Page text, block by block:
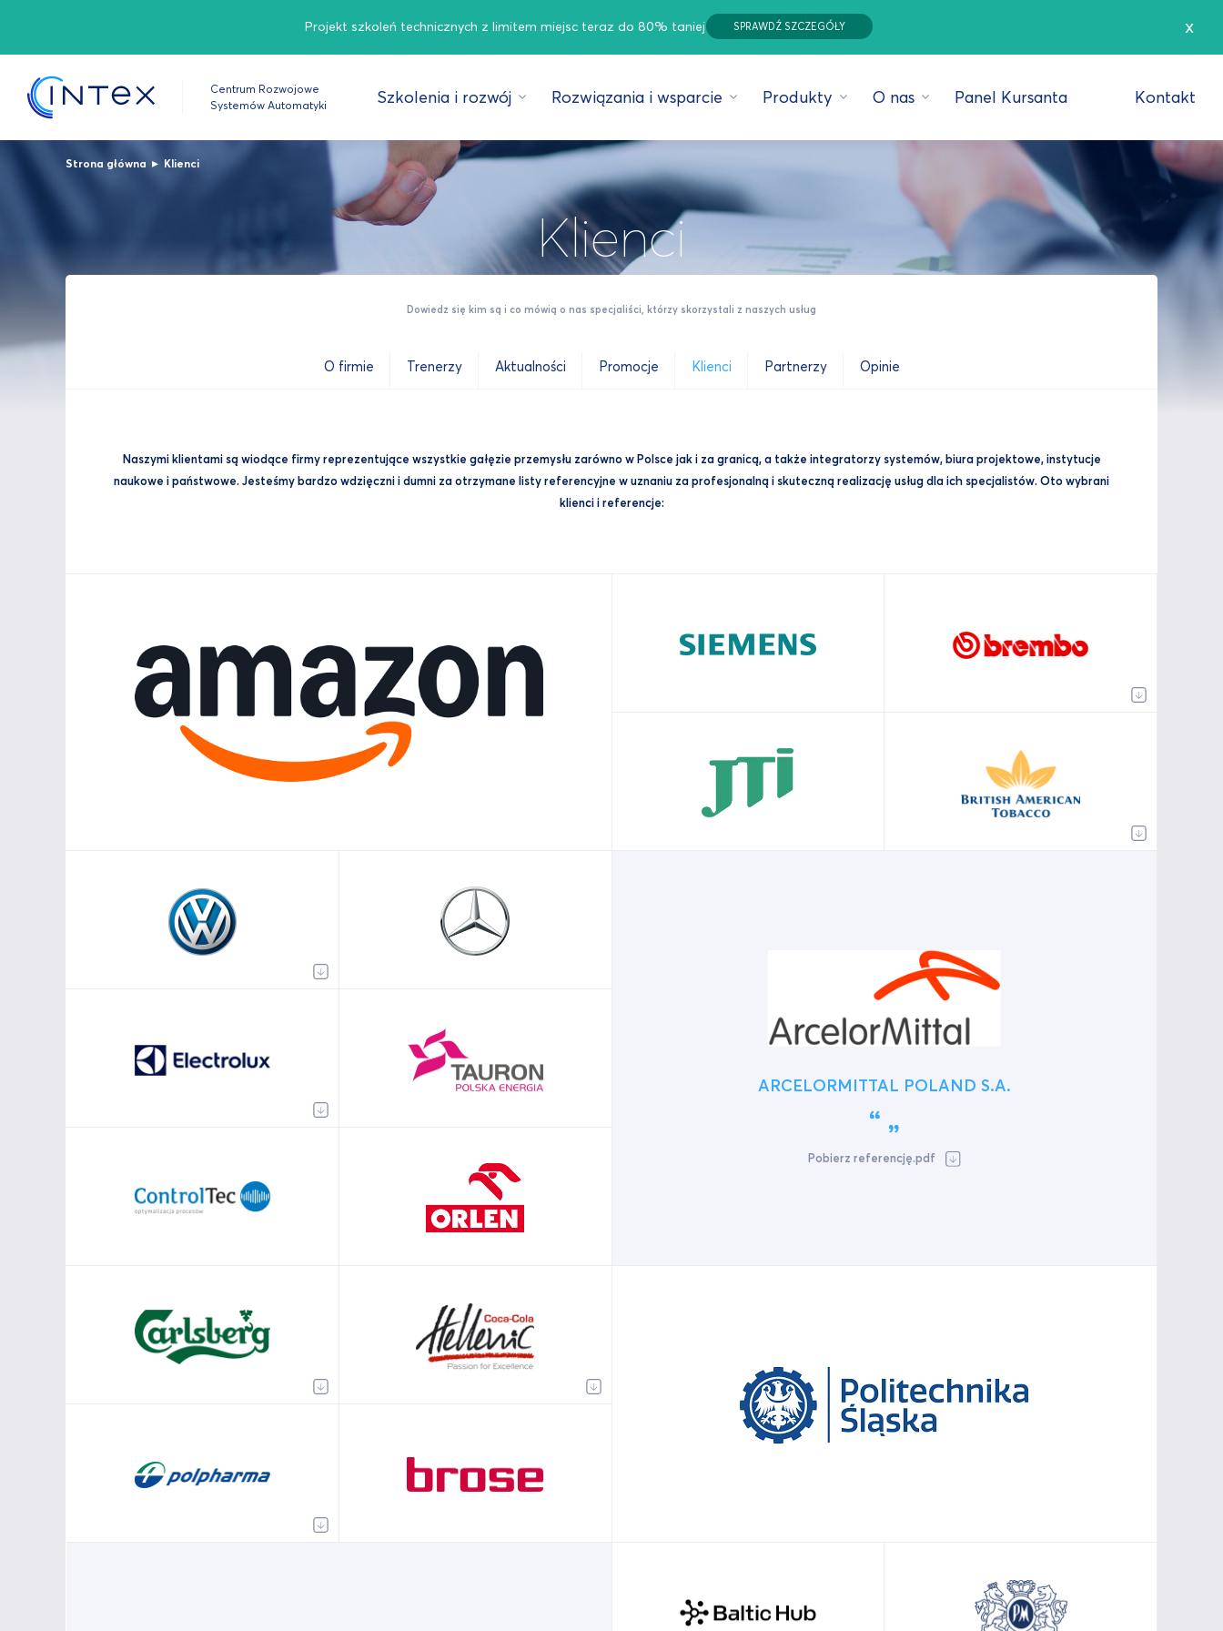
Projekt szkoleń technicznych z limitem miejsc teraz do 80% taniej SPRAWDŹ SZCZEGÓŁY x
Centrum Rozwojowe
Systemów Automatyki
Szkolenia i rozwój Rozwiązania i wsparcie Produkty O nas Panel Kursanta Kontakt
Strona główna ▸ Klienci
Klienci
Dowiedz się kim są i co mówią o nas specjaliści, którzy skorzystali z naszych usług
O firmie Trenerzy Aktualności Promocje Klienci Partnerzy Opinie
Naszymi klientami są wiodące firmy reprezentujące wszystkie gałęzie przemysłu zarówno w Polsce jak i za granicą, a także integratorzy systemów, biura projektowe, instytucje
naukowe i państwowe. Jesteśmy bardzo wdzięczni i dumni za otrzymane listy referencyjne w uznaniu za profesjonalną i skuteczną realizację usług dla ich specjalistów. Oto wybrani
klienci i referencje:
ARCELORMITTAL POLAND S.A.
Pobierz referencję.pdf